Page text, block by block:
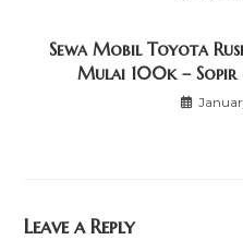
Sewa Mobil Toyota
Mulai 100k – Sopir
Leave a Reply